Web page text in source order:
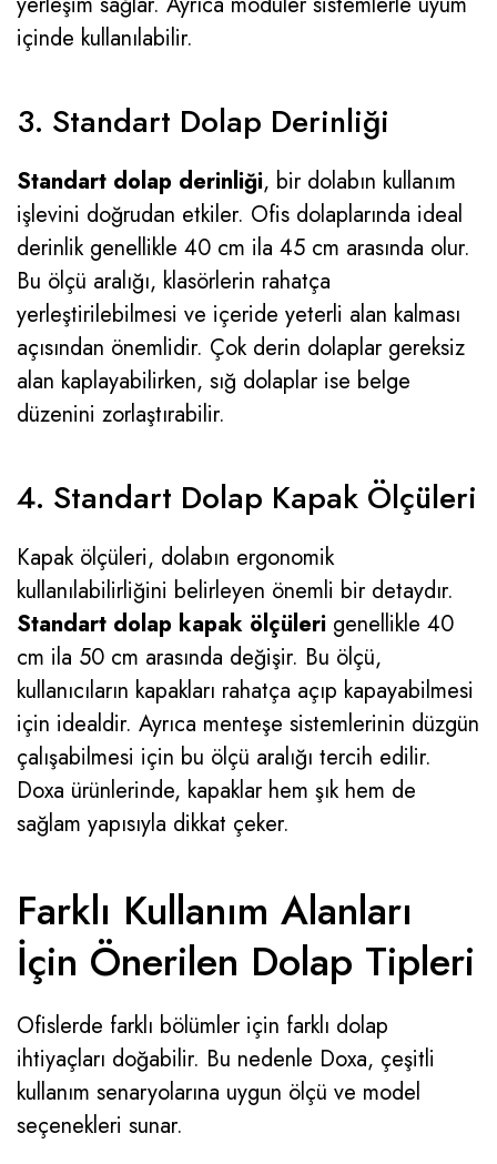
içinde kullanılabilir.
3. Standart Dolap Derinliği
Standart dolap derinliği, bir dolabın kullanım
işlevini doğrudan etkiler. Ofis dolaplarında ideal
derinlik genellikle 40 cm ila 45 cm arasında olur.
Bu ölçü aralığı, klasörlerin rahatça
yerleştirilebilmesi ve içeride yeterli alan kalması
açısından önemlidir. Çok derin dolaplar gereksiz
alan kaplayabilirken, sığ dolaplar ise belge
düzenini zorlaştırabilir.
4. Standart Dolap Kapak Ölçüleri
Kapak ölçüleri, dolabın ergonomik
kullanılabilirliğini belirleyen önemli bir detaydır.
Standart dolap kapak ölçüleri genellikle 40
cm ila 50 cm arasında değişir. Bu ölçü,
kullanıcıların kapakları rahatça açıp kapayabilmesi
için idealdir. Ayrıca menteşe sistemlerinin düzgün
çalışabilmesi için bu ölçü aralığı tercih edilir.
Doxa ürünlerinde, kapaklar hem şık hem de
sağlam yapısıyla dikkat çeker.
Farklı Kullanım Alanları
İçin Önerilen Dolap Tipleri
Ofislerde farklı bölümler için farklı dolap
ihtiyaçları doğabilir. Bu nedenle Doxa, çeşitli
kullanım senaryolarına uygun ölçü ve model
seçenekleri sunar.